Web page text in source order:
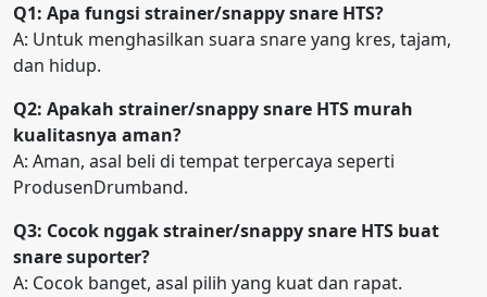
Q1: Apa fungsi strainer/snappy snare HTS?
A: Untuk menghasilkan suara snare yang kres, tajam,
dan hidup.
Q2: Apakah strainer/snappy snare HTS murah
kualitasnya aman?
A: Aman, asal beli di tempat terpercaya seperti
ProdusenDrumband.
Q3: Cocok nggak strainer/snappy snare HTS buat
snare suporter?
A: Cocok banget, asal pilih yang kuat dan rapat.